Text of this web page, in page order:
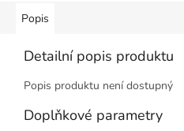
Popis
Detailní popis produktu
Popis produktu není dostupný
Doplňkové parametry